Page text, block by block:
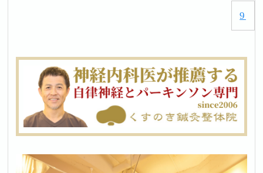
9